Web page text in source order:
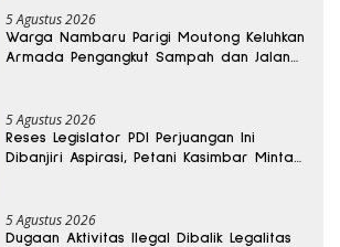
5 Agustus 2026
Warga Nambaru Parigi Moutong Keluhkan
Armada Pengangkut Sampah dan Jalan
5 Agustus 2026
Reses Legislator PDI Perjuangan Ini
Dibanjiri Aspirasi, Petani Kasimbar Minta
5 Agustus 2026
Dugaan Aktivitas Ilegal Dibalik Legalitas